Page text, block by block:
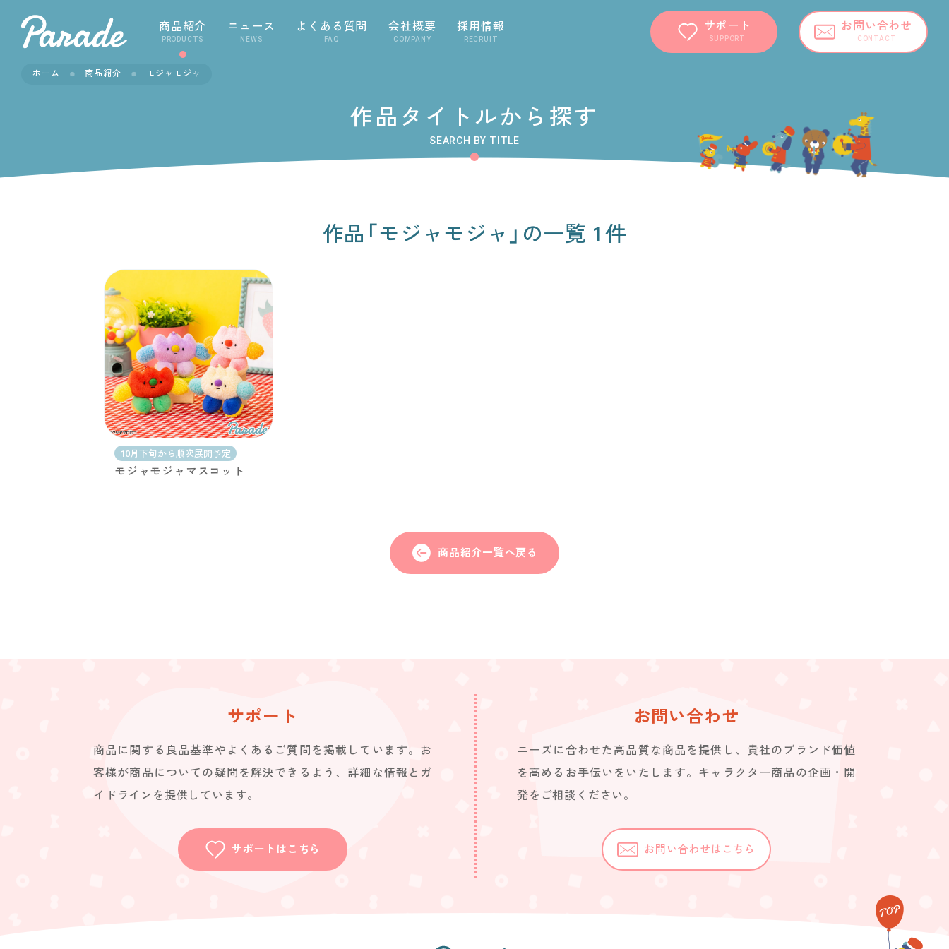
商品紹介
PRODUCTS
ニュース
NEWS
よくある質問
FAQ
会社概要
COMPANY
採用情報
RECRUIT
サポート
SUPPORT
お問い合わせ
CONTACT
ホーム 商品紹介 モジャモジャ
作品タイトルから探す
SEARCH BY TITLE
作品「モジャモジャ」の一覧 1件
10月下旬から順次展開予定
モジャモジャマスコット
商品紹介一覧へ戻る
サポート
商品に関する良品基準やよくあるご質問を掲載しています。お
客様が商品についての疑問を解決できるよう、詳細な情報とガ
イドラインを提供しています。
サポートはこちら
お問い合わせ
ニーズに合わせた高品質な商品を提供し、貴社のブランド価値
を高めるお手伝いをいたします。キャラクター商品の企画・開
発をご相談ください。
お問い合わせはこちら